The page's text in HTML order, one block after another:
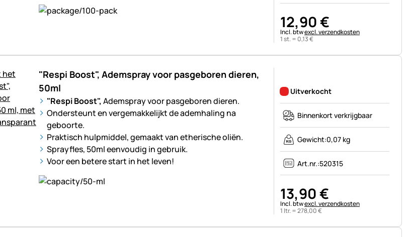
12,90€
Belastinginformatie:
Incl. btwexcl. verzendkosten
1 st. = 0,13€
"Respi Boost", Ademspray voor pasgeboren dieren,
50ml
"Respi Boost", Ademspray voor pasgeboren dieren.
Ondersteunt en vergemakkelijkt de ademhaling na
geboorte.
Praktisch hulpmiddel, gemaakt van etherische oliën.
Sprayfles, 50ml eenvoudig in gebruik.
Voor een betere start in het leven!
Uitverkocht
Binnenkort verkrijgbaar
Gewicht:0,07 kg
Art.nr.:520315
13,90€
Belastinginformatie:
Incl. btwexcl. verzendkosten
1 ltr. =278,00€